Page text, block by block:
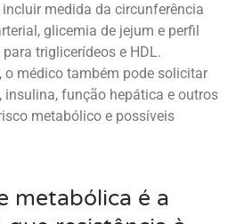
medida da circunferência
glicemia de jejum e perfil
triglicerídeos e HDL.
o médico também pode solicitar
função hepática e outros
metabólico e possíveis
metabólica é a